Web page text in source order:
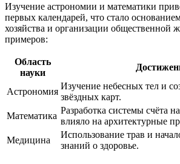
Изучение астрономии и математики
первых календарей, что стало
хозяйства и организации общественной
примеров:
Область
науки
Астрономия
Изучение небесных тел и
звёздных карт.
Математика
Разработка системы счёта
влияло на архитектурные
Медицина
Использование трав и
знаний о здоровье.